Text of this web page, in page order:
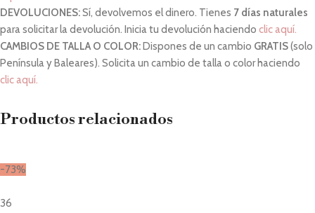
DEVOLUCIONES:Sí, devolvemos el dinero. Tienes 7 días naturales
para solicitar la devolución. Inicia tu devolución haciendo clic aquí.
CAMBIOS DE TALLA O COLOR:Dispones de un cambio GRATIS(solo
Península y Baleares). Solicita un cambio de talla o color haciendo
clic aquí.
Productos relacionados
-73%
36